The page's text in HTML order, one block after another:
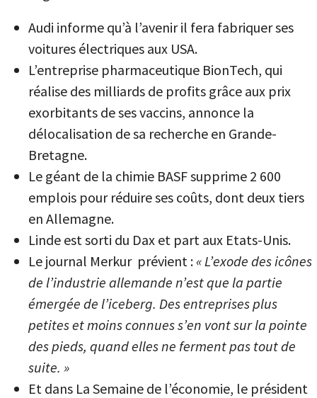
Audi informe qu’à l’avenir il fera fabriquer ses
voitures électriques aux USA.
L’entreprise pharmaceutique BionTech, qui
réalise des milliards de profits grâce aux prix
exorbitants de ses vaccins, annonce la
délocalisation de sa recherche en Grande-
Bretagne.
Le géant de la chimie BASF supprime 2 600
emplois pour réduire ses coûts, dont deux tiers
en Allemagne.
Linde est sorti du Dax et part aux Etats-Unis.
Le journal Merkur prévient :« L’exode des icônes
de l’industrie allemande n’est que la partie
émergée de l’iceberg. Des entreprises plus
petites et moins connues s’en vont sur la pointe
des pieds, quand elles ne ferment pas tout de
suite. »
Et dans La Semaine de l’économie, le président